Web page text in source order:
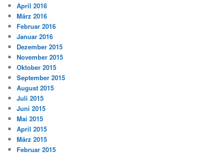
April 2016
März 2016
Februar 2016
Januar 2016
Dezember 2015
November 2015
Oktober 2015
September 2015
August 2015
Juli 2015
Juni 2015
Mai 2015
April 2015
März 2015
Februar 2015